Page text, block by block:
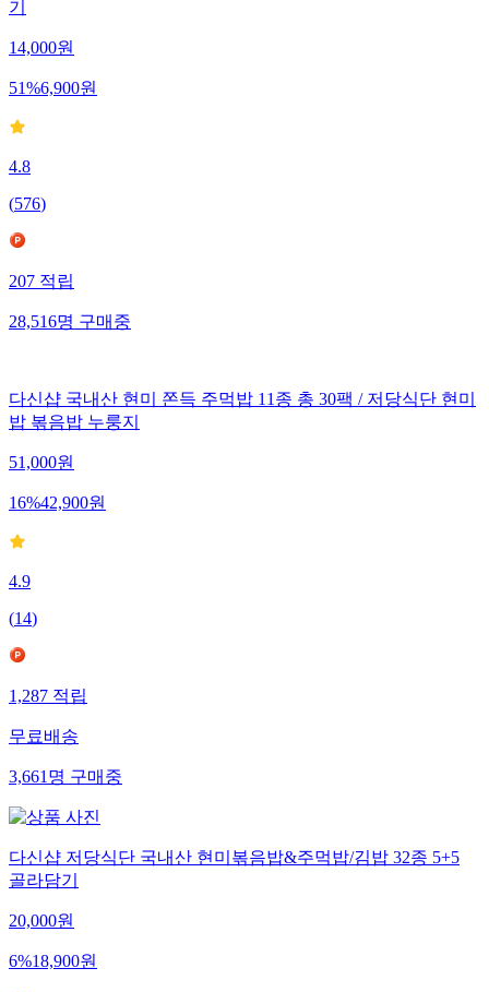
기
14,000원
51%6,900원
4.8
(576)
207적립
28,516명구매중
다신샵 국내산 현미 쫀득 주먹밥 11종 총 30팩 / 저당식단 현미
밥 볶음밥 누룽지
51,000원
16%42,900원
4.9
(14)
1,287적립
무료배송
3,661명구매중
다신샵 저당식단 국내산 현미볶음밥&주먹밥/김밥 32종 5+5
골라담기
20,000원
6%18,900원